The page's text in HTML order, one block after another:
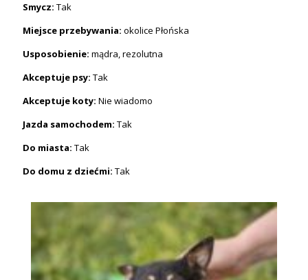
Smycz: Tak
Miejsce przebywania: okolice Płońska
Usposobienie: mądra, rezolutna
Akceptuje psy: Tak
Akceptuje koty: Nie wiadomo
Jazda samochodem: Tak
Do miasta: Tak
Do domu z dziećmi: Tak